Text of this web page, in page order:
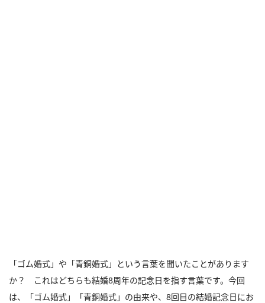
「ゴム婚式」や「青銅婚式」という言葉を聞いたことがあります
か？ これはどちらも結婚8周年の記念日を指す言葉です。今回
は、「ゴム婚式」「青銅婚式」の由来や、8回目の結婚記念日にお